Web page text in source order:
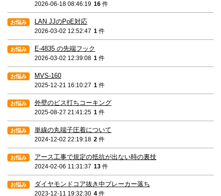
2026-06-18 08:46:19 16 件
LAN JJのPoE対応
2026-03-02 12:52:47 1 件
E-4835 の先端フック
2026-03-02 12:39:08 1 件
MVS-160
2025-12-21 16:10:27 1 件
外壁のビス打ちコーキング
2025-08-27 21:41:25 1 件
単線の丸端子圧着について
2024-12-02 22:19:18 2 件
アース工事で規定の抵抗が出ない時の裏技
2024-02-06 11:31:37 13 件
ダイヤモンドコア抜き中ブレーカー落ち
2023-12-11 19:32:30 4 件